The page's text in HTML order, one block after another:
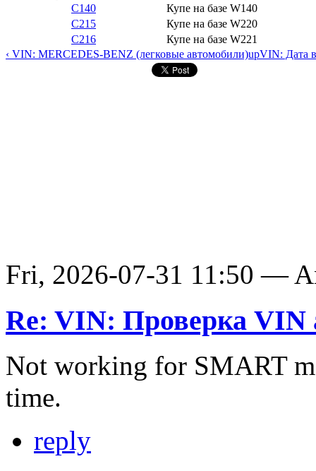
C140
Купе на базе W140
C215
Купе на базе W220
C216
Купе на базе W221
‹ VIN: MERCEDES-BENZ (легковые автомобили)upVIN: Дата
Fri, 2026-07-31 11:50 —
Re: VIN: Проверка VIN
Not working for SMART
time.
reply